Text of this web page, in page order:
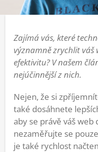
Zajímá vás, které
významně zrychlit váš
efektivitu? V našem
nejúčinnější z nich.
Nejen, že si
také dosáhnete
aby se právě váš
nezaměřujte se
je také rychlost